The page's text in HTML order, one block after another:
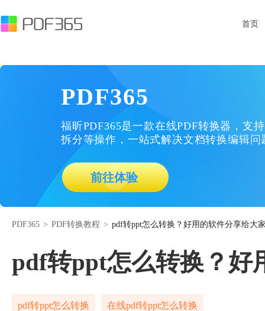
首页
PDF365
福昕PDF365是一款在线PDF转换器，支
拆分等操作，一站式解决文档转换编辑问
前往体验
PDF365 > PDF转换教程 > pdf转ppt怎么转换？好用的软件分享给大
pdf转ppt怎么转换？好
pdf转ppt怎么转换 在线pdf转ppt怎么转换